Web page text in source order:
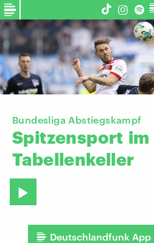
Bundesliga Abstiegskampf
Spitzensport im
Tabellenkeller
Deutschlandfunk App